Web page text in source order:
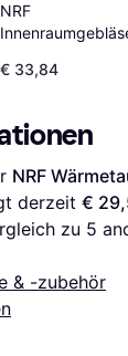
NRF
€ 33,84
NRF
derzeit €
zu 5
& -zubehör